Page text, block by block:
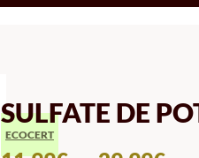
SULFATE DE
ECOCERT